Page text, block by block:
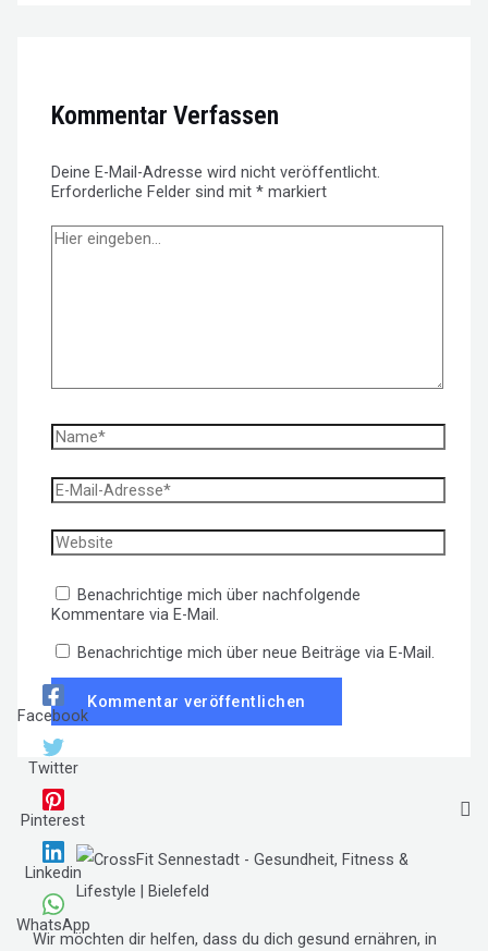
Facebook
Twitter
Pinterest
Linkedin
WhatsApp
Kommentar Verfassen
Deine E-Mail-Adresse wird nicht veröffentlicht.
Erforderliche Felder sind mit* markiert
Hier
Name*
E-
Mail-
Adresse*
Website
Benachrichtige mich über nachfolgende
Kommentare via E-Mail.
Benachrichtige mich über neue Beiträge via E-Mail.
Wir möchten dir helfen, dass du dich gesund ernähren, in